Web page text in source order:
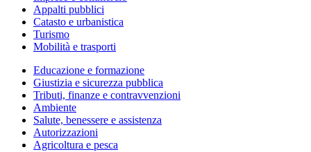
Appalti pubblici
Catasto e urbanistica
Turismo
Mobilità e trasporti
Educazione e formazione
Giustizia e sicurezza pubblica
Tributi, finanze e contravvenzioni
Ambiente
Salute, benessere e assistenza
Autorizzazioni
Agricoltura e pesca